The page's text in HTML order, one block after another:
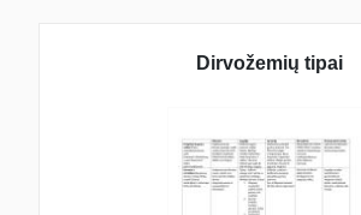
Dirvožemių tipai